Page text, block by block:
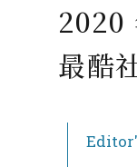
2020
最酷